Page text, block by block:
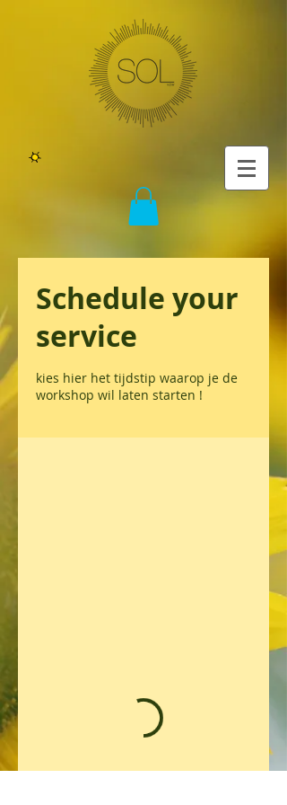
Schedule your
service
kies hier het tijdstip waarop je de
workshop wil laten starten !